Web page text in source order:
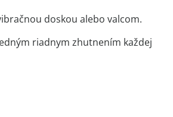
doskou alebo valcom.
riadnym zhutnením každej